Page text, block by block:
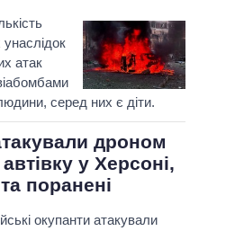
атак
серед них є діти.
дроном
у Херсоні,
поранені
окупанти атакували